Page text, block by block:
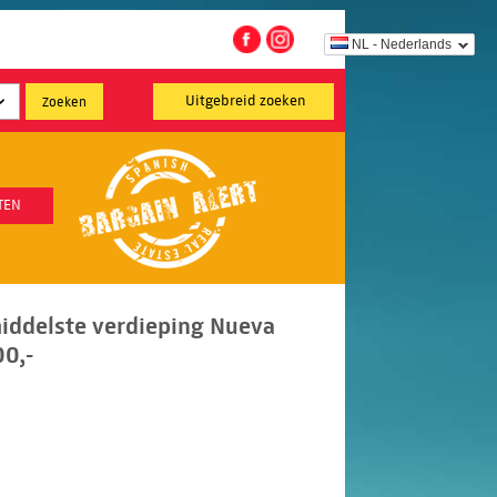
NL - Nederlands
Uitgebreid zoeken
verdieping Nueva